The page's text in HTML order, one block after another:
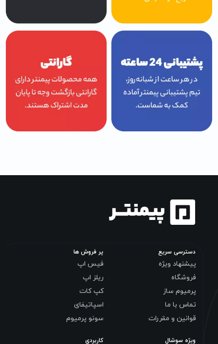
دسترسی سریع
پیشنهاد ویژه
فروشگاه
پرمیوم ساز
تماس با ما
قوانین و مقررات
پر فروش ها
فیس اپ
ریلز اپ
کپ کات
اسپاتیفای
سونو پرمیوم
ویژه سوشال کاربردی